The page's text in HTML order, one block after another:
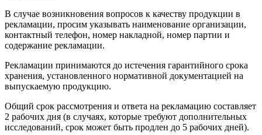
В случае возникновения вопросов к качеству продукции в
рекламации, просим указывать наименование организации,
контактный телефон, номер накладной, номер партии и
содержание рекламации.
Рекламации принимаются до истечения гарантийного срока
хранения, установленного нормативной документацией на
выпускаемую продукцию.
Общий срок рассмотрения и ответа на рекламацию составляет
2 рабочих дня (в случаях, которые требуют дополнительных
исследований, срок может быть продлен до 5 рабочих дней).